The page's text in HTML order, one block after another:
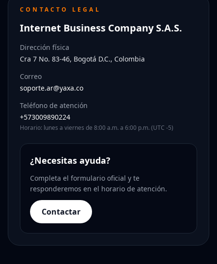
CONTACTO LEGAL
Internet Business Company S.A.S.
Dirección física
Cra 7 No. 83-46, Bogotá D.C., Colombia
Correo
soporte.ar@yaxa.co
Teléfono de atención
+573009890224
Horario: lunes a viernes de 8:00 a.m. a 6:00 p.m. (UTC -5)
¿Necesitas ayuda?
Completa el formulario oficial y te
responderemos en el horario de atención.
Contactar